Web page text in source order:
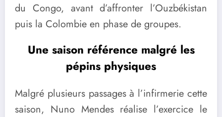
du Congo, avant d’affronter l’Ouzbékistan
puis la Colombie en phase de groupes.
Une saison référence malgré les
pépins physiques
Malgré plusieurs passages à l’infirmerie cette
saison, Nuno Mendes réalise l’exercice le